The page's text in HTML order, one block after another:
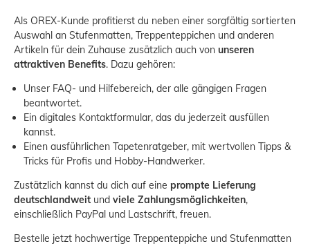
Als OREX-Kunde profitierst du neben einer sorgfältig sortierten
Auswahl an Stufenmatten, Treppenteppichen und anderen
Artikeln für dein Zuhause zusätzlich auch von unseren
attraktiven Benefits. Dazu gehören:
Unser FAQ- und Hilfebereich, der alle gängigen Fragen
beantwortet.
Ein digitales Kontaktformular, das du jederzeit ausfüllen
kannst.
Einen ausführlichen Tapetenratgeber, mit wertvollen Tipps &
Tricks für Profis und Hobby-Handwerker.
Zustätzlich kannst du dich auf eine prompte Lieferung
deutschlandweit und viele Zahlungsmöglichkeiten,
einschließlich PayPal und Lastschrift, freuen.
Bestelle jetzt hochwertige Treppenteppiche und Stufenmatten